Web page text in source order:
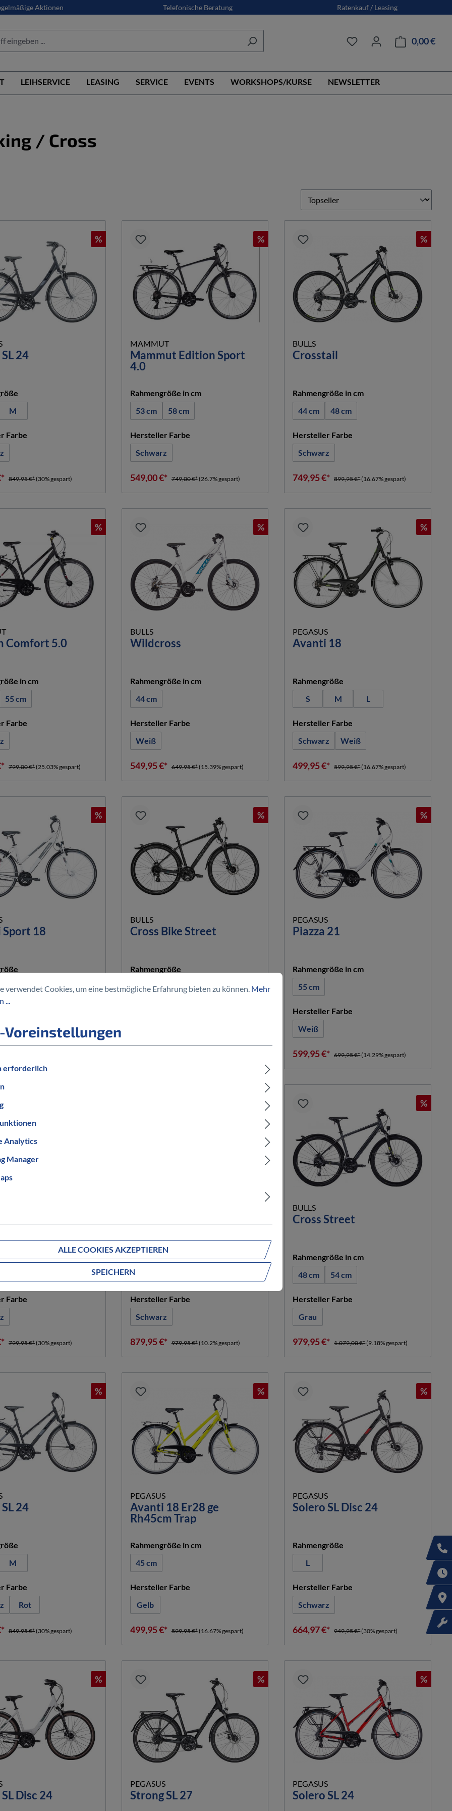
Aktionen Telefonische Beratung Ratenkauf / Leasing
0,00 €
LEIHSERVICE LEASING SERVICE EVENTS WORKSHOPS/KURSE NEWSLETTER
/ Cross
%
24
M
Farbe
849,95 €* (30% gespart)
%
MAMMUT
Mammut Edition Sport
4.0
Rahmengröße in cmauswählen
53 cm
58 cm
Hersteller Farbeauswählen
Schwarz
549,00 €* 749,00 €* (26.7% gespart)
%
BULLS
Crosstail
Rahmengröße in cmauswählen
44 cm
48 cm
Hersteller Farbe
Schwarz
749,95 €* 899,95 €*(16.67% gespart)
%
Comfort 5.0
in cmauswählen
55 cm
Farbe
799,00 €* (25.03% gespart)
%
BULLS
Wildcross
Rahmengröße in cmauswählen
44 cm
Hersteller Farbeauswählen
Weiß
549,95 €* 649,95 €* (15.39% gespart)
%
PEGASUS
Avanti 18
Rahmengröße
S
M L
Hersteller Farbe
Schwarz
Weiß
(Diese Option ist zurzeit nicht
499,95 €* 599,95 €*(16.67% gespart)
%
18
M L
%
BULLS
Cross Bike Street
Rahmengrößeauswählen
XL
%
PEGASUS
Piazza 21
Rahmengröße in cmauswählen
55 cm
Hersteller Farbe
Weiß
599,95 €* 699,95 €*(14.29% gespart)
auswählen
Farbe
799,95 €* (30% gespart)
Rahmengröße in cmauswählen
Hersteller Farbeauswählen
Schwarz
879,95 €* 979,95 €* (10.2% gespart)
%
BULLS
Cross Street
Rahmengröße in cmauswählen
48 cm
54 cm
Hersteller Farbe
Grau
979,95 €* 1.079,00 €*(9.18% gespart)
%
24
M
Farbe
Rot
849,95 €* (30% gespart)
%
PEGASUS
Avanti 18 Er28 ge
Rh45cm Trap
Rahmengröße in cmauswählen
45 cm
Hersteller Farbeauswählen
Gelb
499,95 €* 599,95 €* (16.67% gespart)
%
PEGASUS
Solero SL Disc 24
Rahmengröße
L
Hersteller Farbe
Schwarz
664,97 €* 949,95 €*(30% gespart)
%
Disc 24
%
PEGASUS
Strong SL 27
%
PEGASUS
Solero SL 24
verwendet Cookies, um eine bestmögliche Erfahrung bieten zu können. Mehr
...
Voreinstellungen
erforderlich
Analytics
Manager
ALLE COOKIES AKZEPTIEREN
SPEICHERN